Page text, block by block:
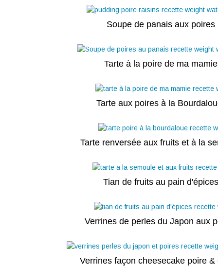
Soupe de panais aux poires
Tarte à la poire de ma mamie
Tarte aux poires à la
Tarte renversée aux fruits et à la
Tian de fruits au pain d'épices
Verrines de perles du Japon aux
Verrines façon cheesecake poire &